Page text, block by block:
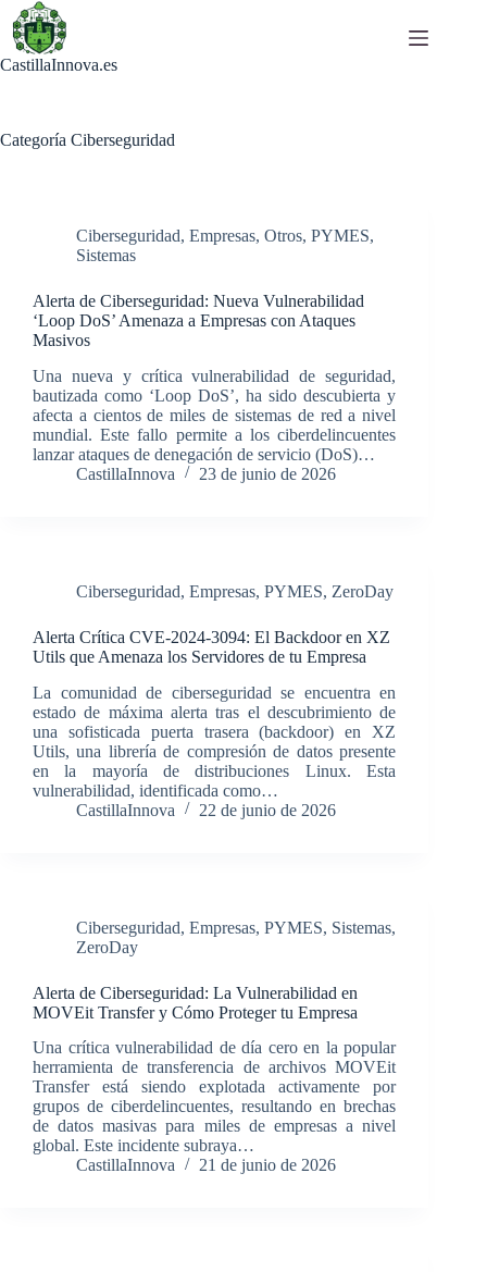
Saltar
contenido
CastillaInnova.es
Categoría Ciberseguridad
Ciberseguridad, Empresas, Otros, PYMES,
Sistemas
Alerta de Ciberseguridad: Nueva Vulnerabilidad
‘Loop DoS’ Amenaza a Empresas con Ataques
Masivos
Una nueva y crítica vulnerabilidad de seguridad,
bautizada como ‘Loop DoS’, ha sido descubierta y
afecta a cientos de miles de sistemas de red a nivel
mundial. Este fallo permite a los ciberdelincuentes
lanzar ataques de denegación de servicio (DoS)…
CastillaInnova
23 de junio de 2026
Ciberseguridad, Empresas, PYMES, ZeroDay
Alerta Crítica CVE-2024-3094: El Backdoor en XZ
Utils que Amenaza los Servidores de tu Empresa
La comunidad de ciberseguridad se encuentra en
estado de máxima alerta tras el descubrimiento de
una sofisticada puerta trasera (backdoor) en XZ
Utils, una librería de compresión de datos presente
en la mayoría de distribuciones Linux. Esta
vulnerabilidad, identificada como…
CastillaInnova
22 de junio de 2026
Ciberseguridad, Empresas, PYMES, Sistemas,
ZeroDay
Alerta de Ciberseguridad: La Vulnerabilidad en
MOVEit Transfer y Cómo Proteger tu Empresa
Una crítica vulnerabilidad de día cero en la popular
herramienta de transferencia de archivos MOVEit
Transfer está siendo explotada activamente por
grupos de ciberdelincuentes, resultando en brechas
de datos masivas para miles de empresas a nivel
global. Este incidente subraya…
CastillaInnova
21 de junio de 2026